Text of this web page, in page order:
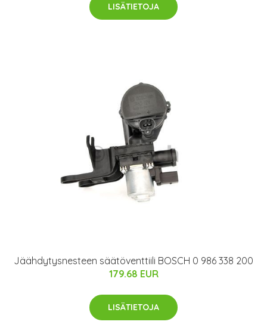
LISÄTIETOJA
Jäähdytysnesteen säätöventtiili BOSCH 0 986 338 200
179.68 EUR
LISÄTIETOJA